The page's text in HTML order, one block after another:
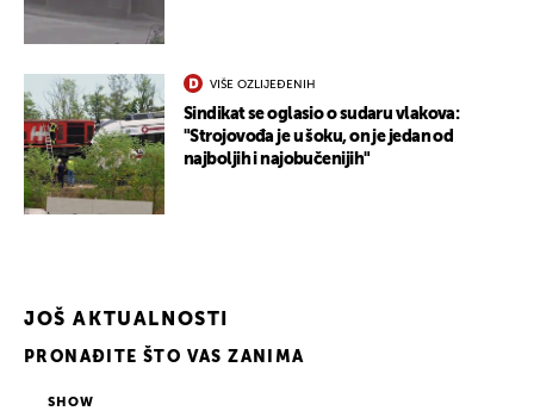
VIŠE OZLIJEĐENIH
Sindikat se oglasio o sudaru vlakova:
"Strojovođa je u šoku, on je jedan od
najboljih i najobučenijih"
JOŠ AKTUALNOSTI
PRONAĐITE ŠTO VAS ZANIMA
SHOW